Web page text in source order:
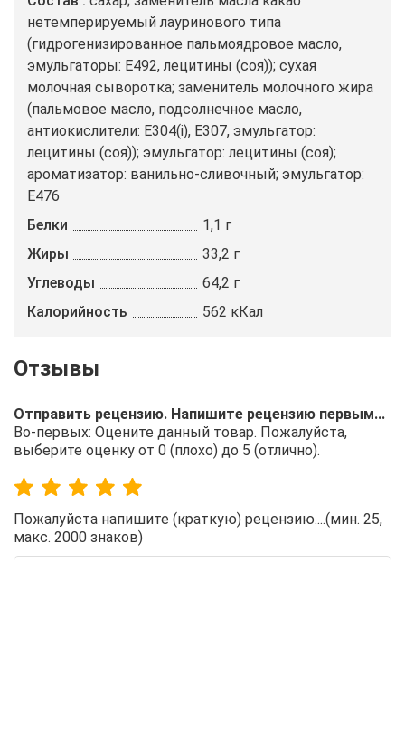
нетемперируемый лауринового типа
(гидрогенизированное пальмоядровое масло,
эмульгаторы: E492, лецитины (соя)); сухая
молочная сыворотка; заменитель молочного жира
(пальмовое масло, подсолнечное масло,
антиокислители: E304(i), E307, эмульгатор:
лецитины (соя)); эмульгатор: лецитины (соя);
ароматизатор: ванильно-сливочный; эмульгатор:
E476
Белки
1,1 г
Жиры
33,2 г
Углеводы
64,2 г
Калорийность
562 кКал
Отправить рецензию. Напишите рецензию первым...
Во-первых: Оцените данный товар. Пожалуйста,
выберите оценку от 0 (плохо) до 5 (отлично).
Пожалуйста напишите (краткую) рецензию....(мин. 25,
макс. 2000 знаков)